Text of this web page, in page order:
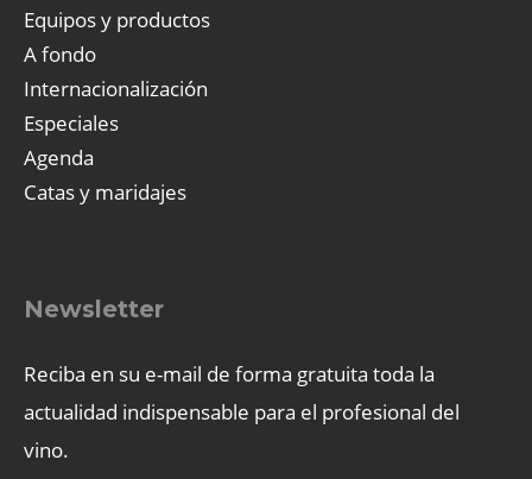
Equipos y productos
A fondo
Internacionalización
Especiales
Agenda
Catas y maridajes
Newsletter
Reciba en su e-mail de forma gratuita toda la
actualidad indispensable para el profesional del
vino.